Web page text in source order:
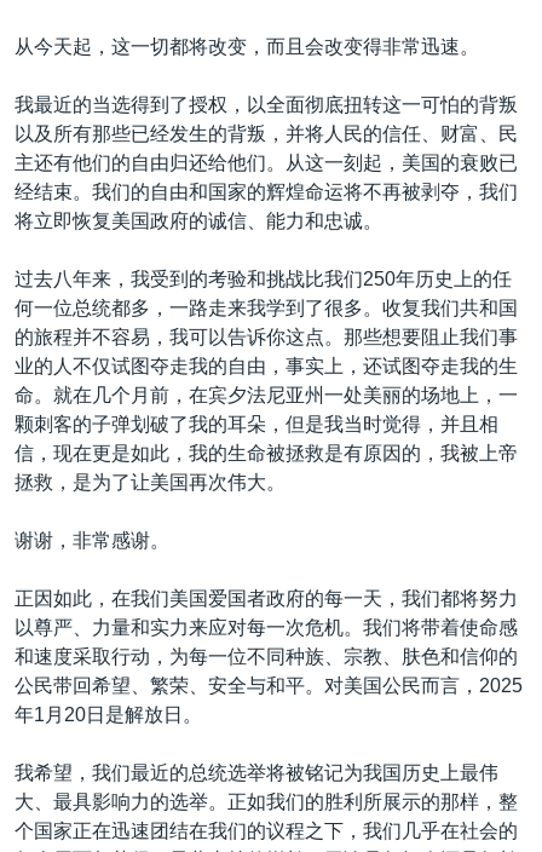
从今天起，这一切都将改变，而且会改变得非常迅速。
我最近的当选得到了授权，以全面彻底扭转这一可怕的背叛
以及所有那些已经发生的背叛，并将人民的信任、财富、民
主还有他们的自由归还给他们。从这一刻起，美国的衰败已
经结束。我们的自由和国家的辉煌命运将不再被剥夺，我们
将立即恢复美国政府的诚信、能力和忠诚。
过去八年来，我受到的考验和挑战比我们250年历史上的任
何一位总统都多，一路走来我学到了很多。收复我们共和国
的旅程并不容易，我可以告诉你这点。那些想要阻止我们事
业的人不仅试图夺走我的自由，事实上，还试图夺走我的生
命。就在几个月前，在宾夕法尼亚州一处美丽的场地上，一
颗刺客的子弹划破了我的耳朵，但是我当时觉得，并且相
信，现在更是如此，我的生命被拯救是有原因的，我被上帝
拯救，是为了让美国再次伟大。
谢谢，非常感谢。
正因如此，在我们美国爱国者政府的每一天，我们都将努力
以尊严、力量和实力来应对每一次危机。我们将带着使命感
和速度采取行动，为每一位不同种族、宗教、肤色和信仰的
公民带回希望、繁荣、安全与和平。对美国公民而言，2025
年1月20日是解放日。
我希望，我们最近的总统选举将被铭记为我国历史上最伟
大、最具影响力的选举。正如我们的胜利所展示的那样，整
个国家正在迅速团结在我们的议程之下，我们几乎在社会的